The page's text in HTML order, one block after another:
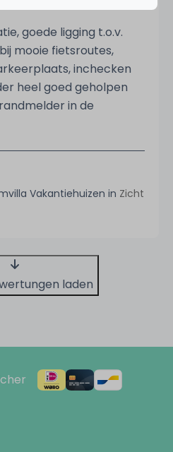
goede ligging t.o.v.
mooie fietsroutes,
inchecken
heel goed geholpen
in de
Vakantiehuizen in Zicht
laden